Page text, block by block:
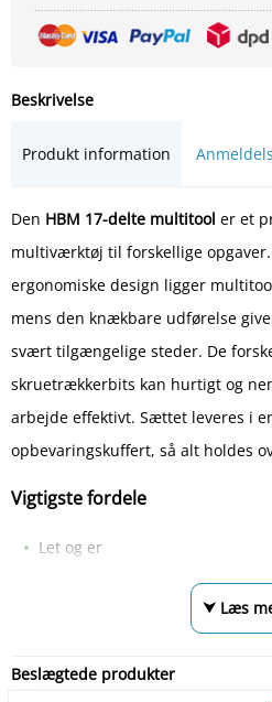
Beskrivelse
Produkt information
Den HBM 17-delte multitool er et
multiværktøj til forskellige
ergonomiske design ligger
mens den knækbare udførelse
svært tilgængelige steder. De
skruetrækkerbits kan hurtigt og
arbejde effektivt. Sættet leveres i
opbevaringskuffert, så alt holdes
Vigtigste fordele
Let og er
⮟ Læs
Beslægtede produkter